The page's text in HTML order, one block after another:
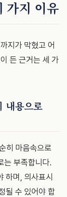
가지 이유
지가 막혔고 어
든 근거는 세 가
내용으로
히 마음속으로
는 부족합니다.
하며, 의사표시
될 수 있어야 합